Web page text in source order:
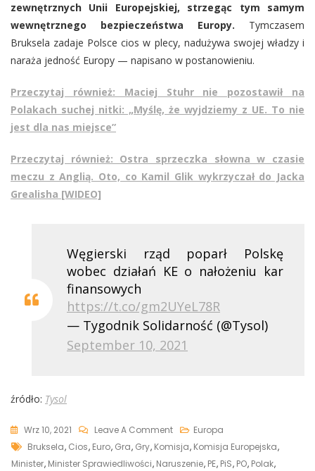
zewnętrznych Unii Europejskiej, strzegąc tym samym
wewnętrznego bezpieczeństwa Europy. Tymczasem
Bruksela zadaje Polsce cios w plecy, nadużywa swojej władzy i
naraża jedność Europy — napisano w postanowieniu.
Przeczytaj również: Maciej Stuhr nie pozostawił na
Polakach suchej nitki: „Myślę, że wyjdziemy z UE. To nie
jest dla nas miejsce”
Przeczytaj również: Ostra sprzeczka słowna w czasie
meczu z Anglią. Oto, co Kamil Glik wykrzyczał do Jacka
Grealisha [WIDEO]
Węgierski rząd poparł Polskę
wobec działań KE o nałożeniu kar
finansowych
https://t.co/gm2UYeL78R
— Tygodnik Solidarność (@Tysol)
September 10, 2021
źródło: Tysol
Wrz 10, 2021 Leave A CommentOn
Węgierski
Rząd
Europa
Tags
Bruksela, Cios, Euro, Gra, Gry, Komisja, Komisja Europejska,
Minister, Minister Sprawiedliwości, Naruszenie, PE, PiS, PO, Polak,